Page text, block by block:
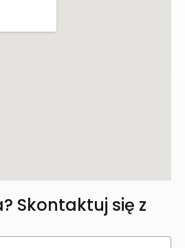
Skontaktuj się z